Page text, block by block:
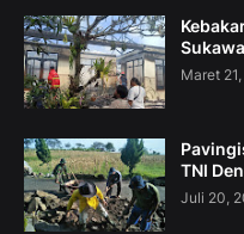
Maret
TNI
Juli 20,